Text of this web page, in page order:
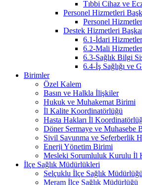
Tıbbi Cihaz ve
Personel Hizmetleri
Personel
Destek Hizmetleri
6.1-İdari
6.2-Mali
6.3-Sağlık Bilgi
6.4-İş Sağlığı ve
Birimler
Özel Kalem
Basın ve Halkla İlişkiler
Hukuk ve Muhakemat Birimi
İl Kalite Koordinatörlüğü
Hasta Hakları İl
Döner Sermaye ve Muhasebe
Sivil Savunma ve Seferberlik
Enerji Yönetim Birimi
Mesleki Sorumluluk Kurulu İl
İlçe Sağlık Müdürlükleri
Selçuklu İlçe Sağlık Müdürlüğü
Meram İlçe Sağlık Müdürlüğü